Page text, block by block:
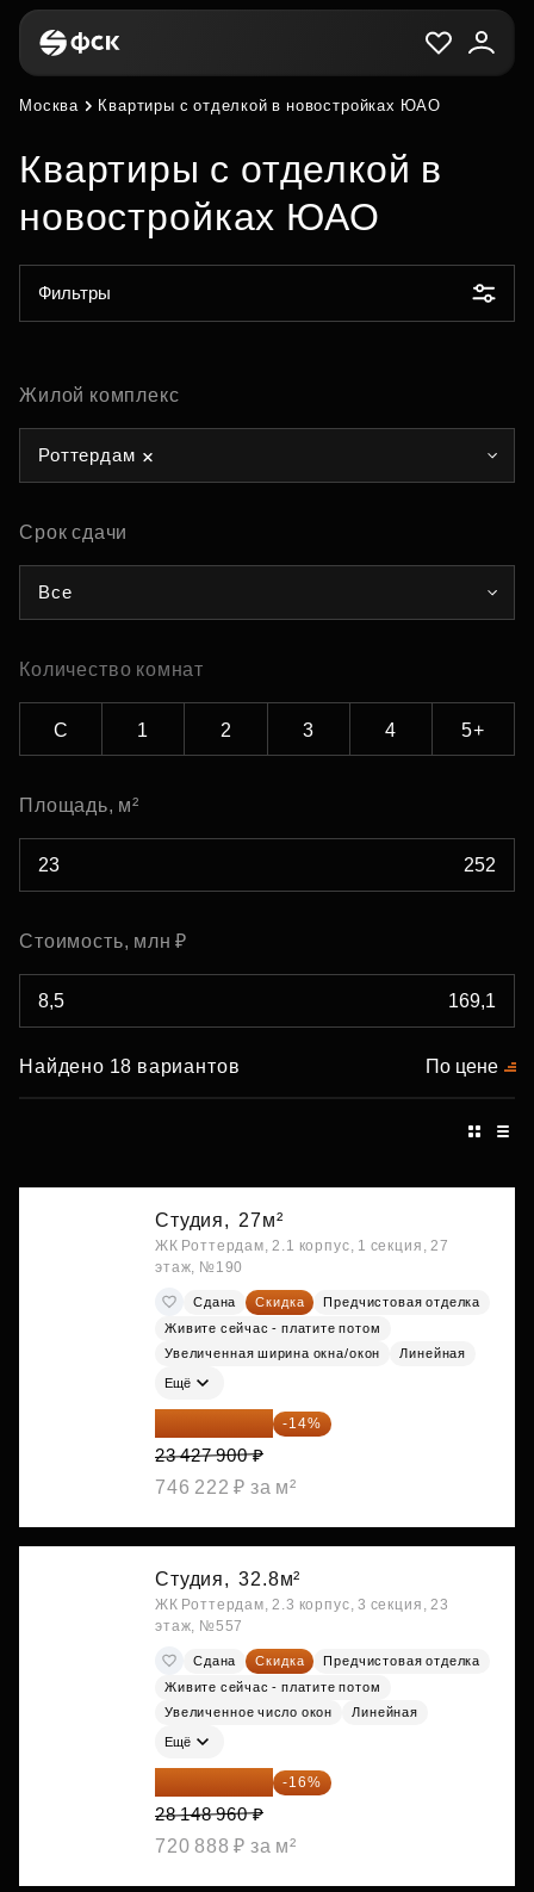
Москва Квартиры с отделкой в новостройках ЮАО
Квартиры с отделкой в
новостройках ЮАО
Фильтры
Жилой комплекс
Роттердам
Срок сдачи
Все
Количество комнат
С 1 2 3 4 5+
Площадь, м²
Стоимость, млн ₽
Найдено 18 вариантов По цене
Студия, 27м²
ЖК Роттердам, 2.1 корпус, 1 секция, 27
этаж, №190
Сдана Скидка
Предчистовая отделка
Живите сейчас - платите потом
Увеличенная ширина окна/окон
Линейная
Ещё
20 147 994 ₽ -14%
23 427 900 ₽
746 222 ₽ за м²
Студия, 32.8м²
ЖК Роттердам, 2.3 корпус, 3 секция, 23
этаж, №557
Сдана Скидка
Предчистовая отделка
Живите сейчас - платите потом
Увеличенное число окон
Линейная
Ещё
23 645 126 ₽ -16%
28 148 960 ₽
720 888 ₽ за м²